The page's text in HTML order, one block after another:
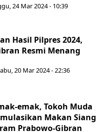
24 Mar 2024 - 10:39
Hasil Pilpres 2024,
Resmi Menang
20 Mar 2024 - 22:36
emak, Tokoh Muda
Makan Siang
Prabowo-Gibran